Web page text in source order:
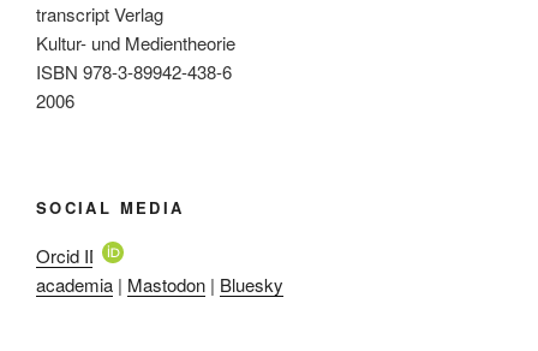
transcript Verlag
Kultur- und Medientheorie
ISBN 978-3-89942-438-6
2006
SOCIAL MEDIA
Orcid ID
academia | Mastodon | Bluesky